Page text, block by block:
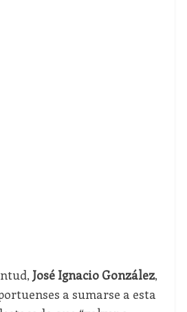
José Ignacio González,
a sumarse a esta